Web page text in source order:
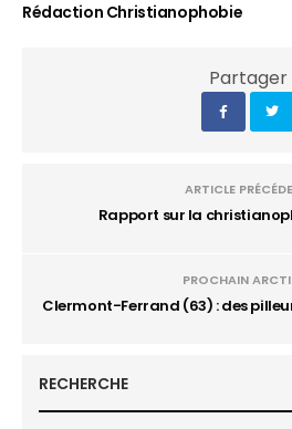
Rédaction Christianophobie
Partager
ARTICLE
Rapport sur la
PROCHAIN
Clermont-Ferrand (63) : des
RECHERCHE